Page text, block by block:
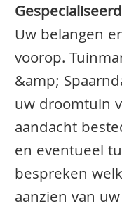
Uw belangen
voorop.
&amp;
uw droomtuin
aandacht
en eventueel
bespreken
aanzien van